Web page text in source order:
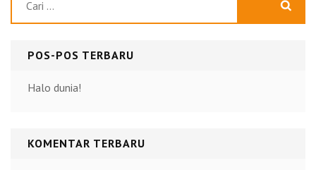
untuk:
POS-POS TERBARU
Halo dunia!
KOMENTAR TERBARU